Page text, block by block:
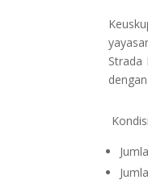
Strada